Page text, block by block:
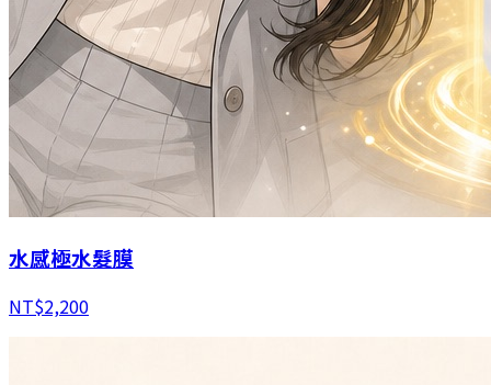
水感極水髮膜
NT$2,200